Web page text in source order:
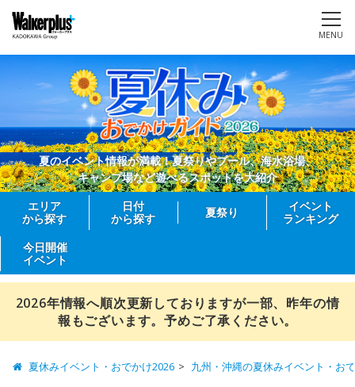
MENU
夏のイベント情報が満載！夏祭りやプール、海水浴場、
キャンプ場など遊べるスポットを大紹介
エリア
から探す
日付
から探す
夏祭り
イベント
ランキング
今日開催
イベント
2026年情報へ順次更新しておりますが一部、昨年の情
報もございます。予めご了承ください。
夏休みイベント・おでかけ2026 九州・沖縄の夏休みイベント・お